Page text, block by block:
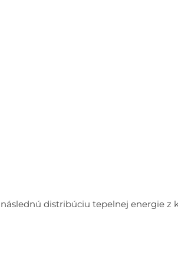
distribúciu tepelnej energie z